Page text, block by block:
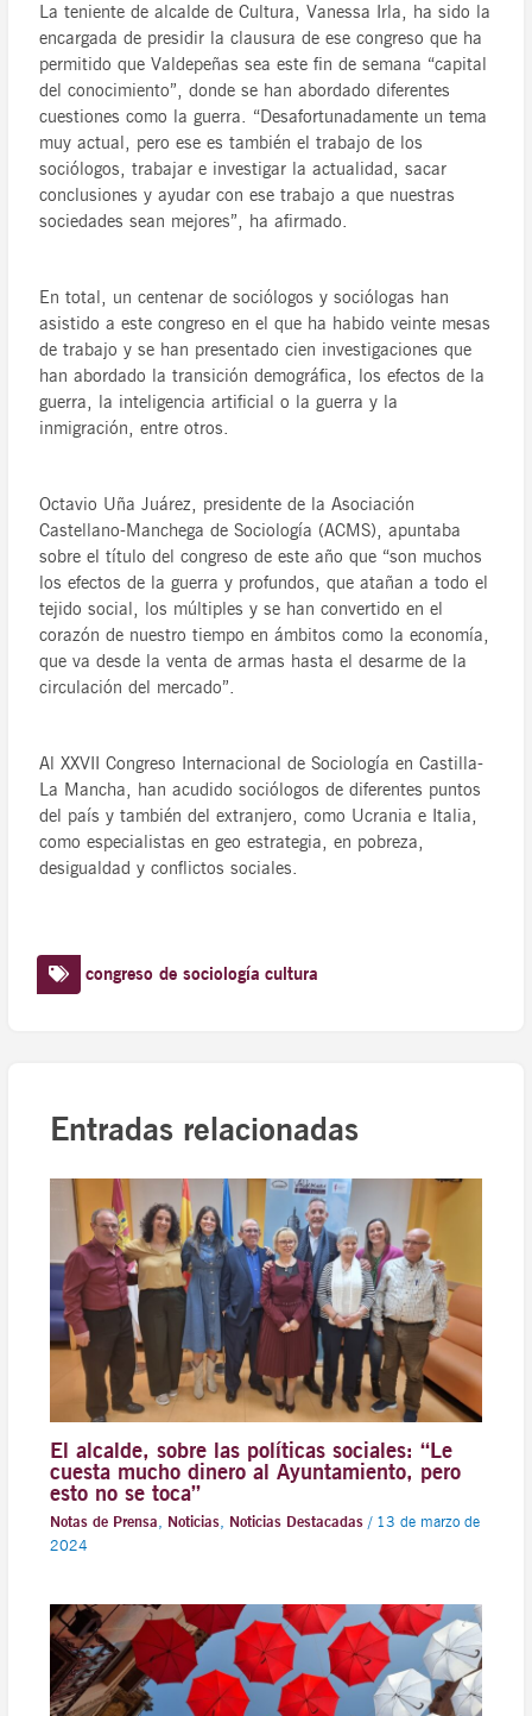
La teniente de alcalde de Cultura, Vanessa Irla, ha sido la
encargada de presidir la clausura de ese congreso que ha
permitido que Valdepeñas sea este fin de semana “capital
del conocimiento”, donde se han abordado diferentes
cuestiones como la guerra. “Desafortunadamente un tema
muy actual, pero ese es también el trabajo de los
sociólogos, trabajar e investigar la actualidad, sacar
conclusiones y ayudar con ese trabajo a que nuestras
sociedades sean mejores”, ha afirmado.
En total, un centenar de sociólogos y sociólogas han
asistido a este congreso en el que ha habido veinte mesas
de trabajo y se han presentado cien investigaciones que
han abordado la transición demográfica, los efectos de la
guerra, la inteligencia artificial o la guerra y la
inmigración, entre otros.
Octavio Uña Juárez, presidente de la Asociación
Castellano-Manchega de Sociología (ACMS), apuntaba
sobre el título del congreso de este año que “son muchos
los efectos de la guerra y profundos, que atañan a todo el
tejido social, los múltiples y se han convertido en el
corazón de nuestro tiempo en ámbitos como la economía,
que va desde la venta de armas hasta el desarme de la
circulación del mercado”.
Al XXVII Congreso Internacional de Sociología en Castilla-
La Mancha, han acudido sociólogos de diferentes puntos
del país y también del extranjero, como Ucrania e Italia,
como especialistas en geo estrategia, en pobreza,
desigualdad y conflictos sociales.
congreso de sociología cultura
Entradas relacionadas
El alcalde, sobre las políticas sociales: “Le
cuesta mucho dinero al Ayuntamiento, pero
esto no se toca”
Notas de Prensa, Noticias, Noticias Destacadas/ 13 de marzo de
2024